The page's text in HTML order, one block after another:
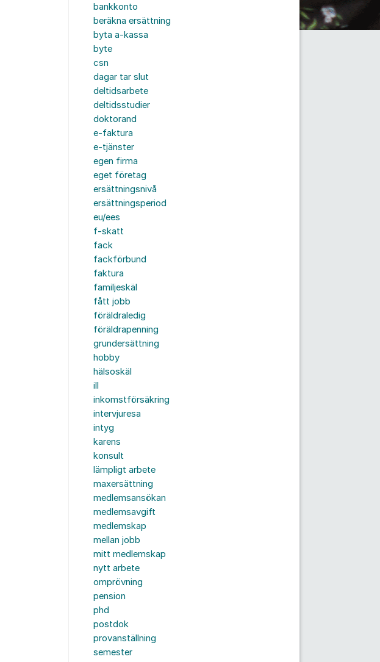
bankkonto
beräkna ersättning
byta a-kassa
byte
csn
dagar tar slut
deltidsarbete
deltidsstudier
doktorand
e-faktura
e-tjänster
egen firma
eget företag
ersättningsnivå
ersättningsperiod
eu/ees
f-skatt
fack
fackförbund
faktura
familjeskäl
fått jobb
föräldraledig
föräldrapenning
grundersättning
hobby
hälsoskäl
ill
inkomstförsäkring
intervjuresa
intyg
karens
konsult
lämpligt arbete
maxersättning
medlemsansökan
medlemsavgift
medlemskap
mellan jobb
mitt medlemskap
nytt arbete
omprövning
pension
phd
postdok
provanställning
semester